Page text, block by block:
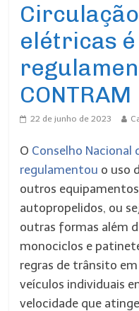
elétricas é
CONTRAM
22 de junho de 2023
O Conselho Nacional
regulamentou o uso
outros
autopropelidos, ou
outras formas além
monociclos e
regras de trânsito
veículos individuais
velocidade que